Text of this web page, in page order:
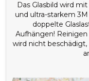
Das Glasbild wird
und ultra-starkem
doppelte
Aufhängen!
wird nicht beschädigt,